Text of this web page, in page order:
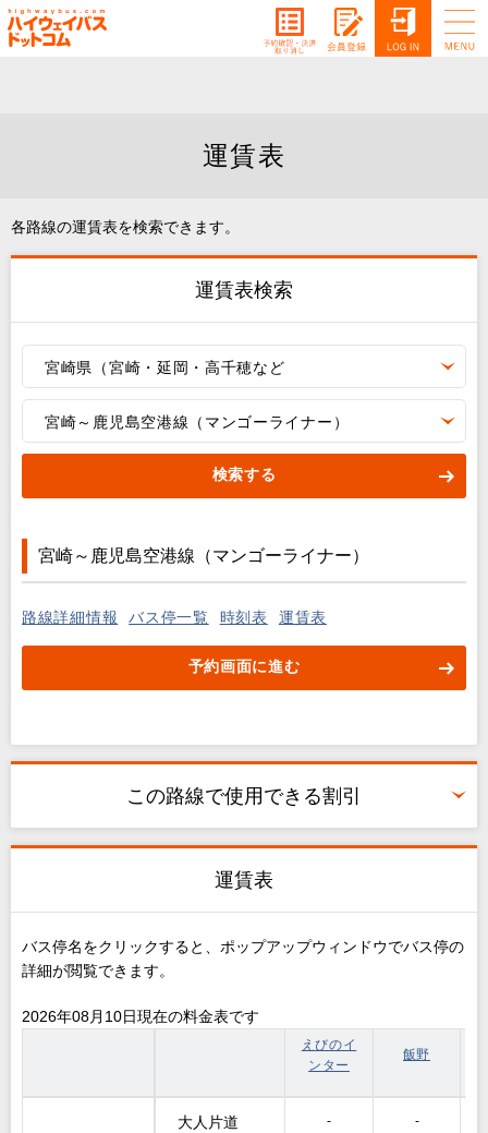
運賃表
各路線の運賃表を検索できます。
運賃表検索
宮崎県（宮崎・延岡・高千穂など
宮崎～鹿児島空港線（マンゴーライナー）
検索する
宮崎～鹿児島空港線（マンゴーライナー）
路線詳細情報 バス停一覧 時刻表 運賃表
予約画面に進む
この路線で使用できる割引
運賃表
バス停名をクリックすると、ポップアップウィンドウでバス停の
詳細が閲覧できます。
2026年08月10日現在の料金表です
えびのイ
ンター
飯野
大人片道 - -